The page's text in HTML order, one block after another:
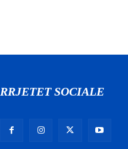
RRJETET SOCIALE